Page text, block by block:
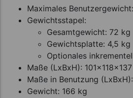
Maximales
Gewichtsstapel:
Gesamtgewicht: 72 kg
Gewichtsplatte: 4,5 kg
Optionales
Maße (LxBxH):
Maße in Benutzung
Gewicht: 166 kg